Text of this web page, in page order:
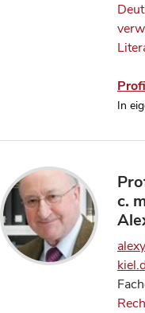
In
c.